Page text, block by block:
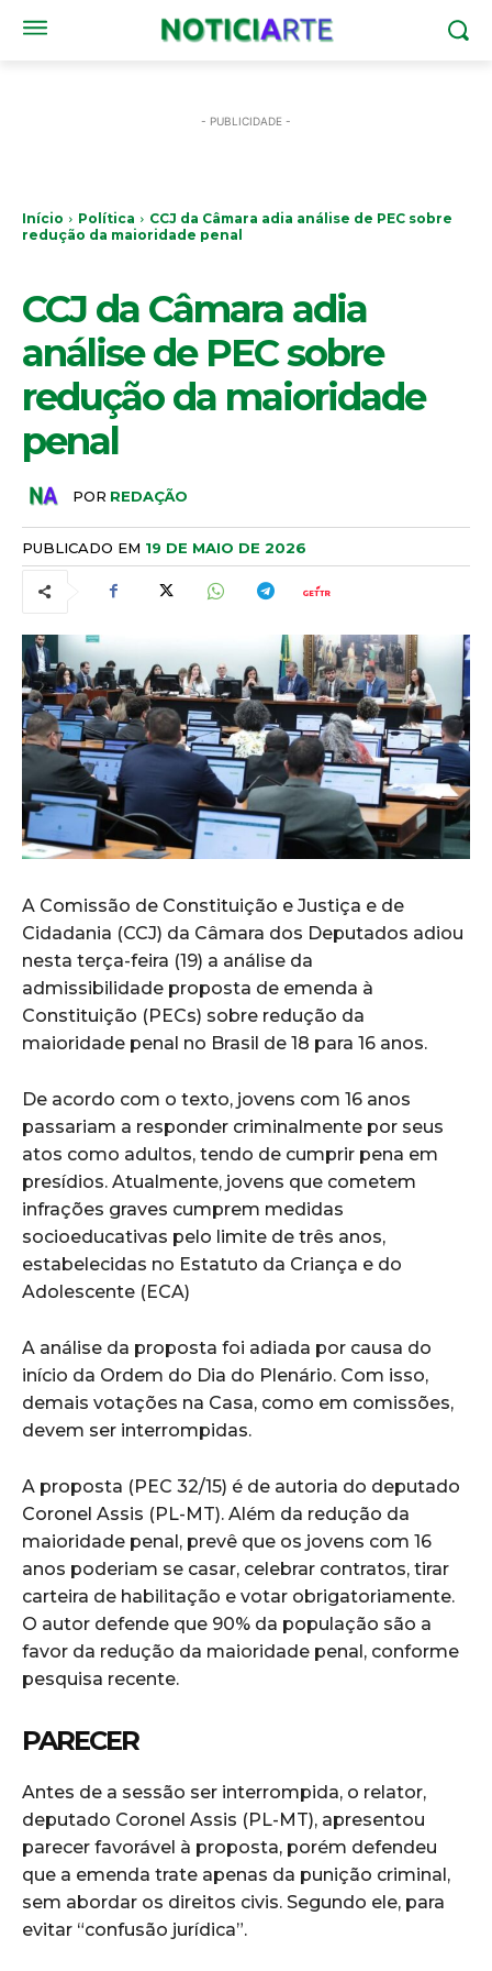
- PUBLICIDADE -
Início Política
CCJ da Câmara adia análise de PEC sobre
redução da maioridade penal
CCJ da Câmara adia
análise de PEC sobre
redução da maioridade
penal
POR REDAÇÃO
PUBLICADO EM 19 DE MAIO DE 2026
A Comissão de Constituição e Justiça e de
Cidadania (CCJ) da Câmara dos Deputados adiou
nesta terça-feira (19) a análise da
admissibilidade proposta de emenda à
Constituição (PECs) sobre redução da
maioridade penal no Brasil de 18 para 16 anos.
De acordo com o texto, jovens com 16 anos
passariam a responder criminalmente por seus
atos como adultos, tendo de cumprir pena em
presídios. Atualmente, jovens que cometem
infrações graves cumprem medidas
socioeducativas pelo limite de três anos,
estabelecidas no Estatuto da Criança e do
Adolescente (ECA)
A análise da proposta foi adiada por causa do
início da Ordem do Dia do Plenário. Com isso,
demais votações na Casa, como em comissões,
devem ser interrompidas.
A proposta (PEC 32/15) é de autoria do deputado
Coronel Assis (PL-MT). Além da redução da
maioridade penal, prevê que os jovens com 16
anos poderiam se casar, celebrar contratos, tirar
carteira de habilitação e votar obrigatoriamente.
O autor defende que 90% da população são a
favor da redução da maioridade penal, conforme
pesquisa recente.
PARECER
Antes de a sessão ser interrompida, o relator,
deputado Coronel Assis (PL-MT), apresentou
parecer favorável à proposta, porém defendeu
que a emenda trate apenas da punição criminal,
sem abordar os direitos civis. Segundo ele, para
evitar “confusão jurídica”.